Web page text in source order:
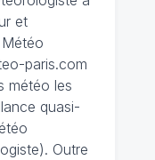
et
paris.com
météo les
quasi-
Outre